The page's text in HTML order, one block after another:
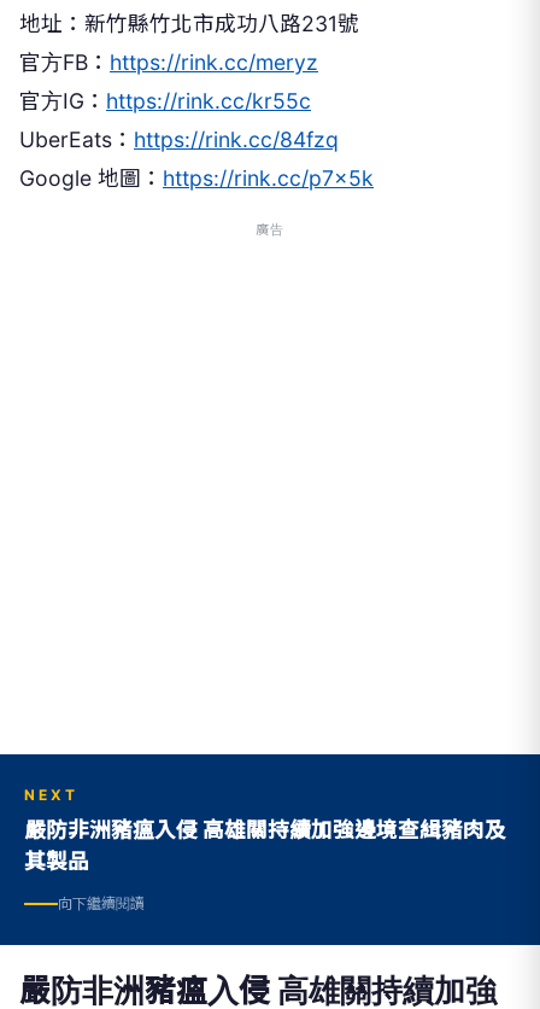
地址：新竹縣竹北市成功八路231號
官方FB： https://rink.cc/meryz
官方IG： https://rink.cc/kr55c
UberEats： https://rink.cc/84fzq
Google 地圖： https://rink.cc/p7x5k
廣告
NEXT
嚴防非洲豬瘟入侵 高雄關持續加強邊境查緝豬肉及
其製品
向下繼續閱讀
嚴防非洲豬瘟入侵 高雄關持續加強